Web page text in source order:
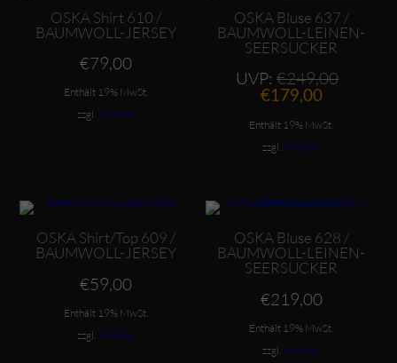
OSKA Shirt 610 /
BAUMWOLL-JERSEY
€79,00
Enthält 19% MwSt.
zzgl.Versand
ANGEBOT
OSKA Bluse 637 /
BAUMWOLL-LEINEN-
SEERSUCKER
UVP: €249,00
€179,00Aktueller
ist:
Enthält 19% MwSt.
zzgl.Versand
Dieses Produkt weist mehrere Varianten auf. Die Optionen können auf der Produktseite gewählt werden
OSKA Shirt/Top 609 /
BAUMWOLL-JERSEY
€59,00
Enthält 19% MwSt.
zzgl. Versand
Dieses Produkt weist mehrere Varianten auf. Die Optionen können auf der Produktseite gewählt werden
OSKA Bluse 628 /
BAUMWOLL-LEINEN-
SEERSUCKER
€219,00
Enthält 19% MwSt.
zzgl.Versand